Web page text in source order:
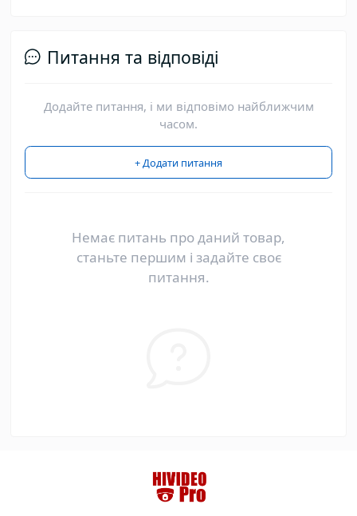
Питання та відповіді
Додайте питання, і ми відповімо найближчим
часом.
+ Додати питання
Немає питань про даний товар,
станьте першим і задайте своє
питання.